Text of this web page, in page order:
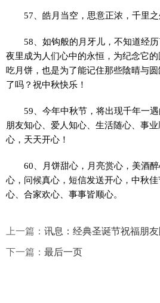
57、皓月当空，思意正浓，千里之
58、如钩般的月牙儿，不知道经
夜里成为人们心中的永恒，为纪念它
吃月饼，也是为了能记住那些陰晴与
了吗？祝中秋快乐！
59、今年中秋节，将出现千年一
朋友知心、爱人知心、生活随心、事
心，天天开心！
60、月饼甜心，月亮赏心，美酒
心，问候真心，短信发送开心，中秋
心、合家欢心、事事皆顺心。
上一篇： 讯息：经典圣诞节祝福朋
下一篇： 最后一页